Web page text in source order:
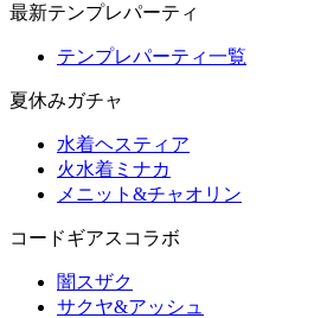
最新テンプレパーティ
テンプレパーティ一覧
夏休みガチャ
水着ヘスティア
火水着ミナカ
メニット&チャオリン
コードギアスコラボ
闇スザク
サクヤ&アッシュ